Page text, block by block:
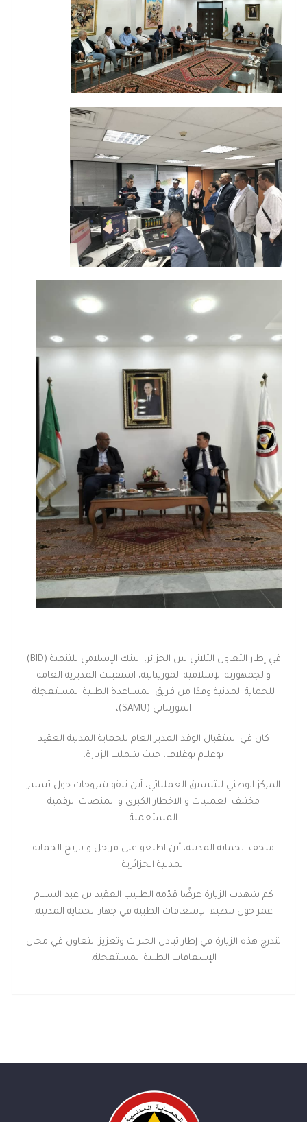
في إطار التعاون الثلاثي بين الجزائر، البنك الإسلامي للتنمية (BID)
والجمهورية الإسلامية الموريتانية، استقبلت المديرية العامة
للحماية المدنية وفدًا من فريق المساعدة الطبية المستعجلة
الموريتاني (SAMU)،
كان في استقبال الوفد المدير العام للحماية المدنية العقيد
بوعلام بوغلاف، حيث شملت الزيارة:
المركز الوطني للتنسيق العملياتي، أين تلقو شروحات حول تسيير
مختلف العمليات و الاخطار الكبرى و المنصات الرقمية
المستعملة
متحف الحماية المدنية، أين اطلعو على مراحل و تاريخ الحماية
المدنية الجزائرية
كم شهدت الزيارة عرضًا قدّمه الطبيب العقيد بن عبد السلام
عمر حول تنظيم الإسعافات الطبية في جهاز الحماية المدنية.
تندرج هذه الزيارة في إطار تبادل الخبرات وتعزيز التعاون في مجال
الإسعافات الطبية المستعجلة.